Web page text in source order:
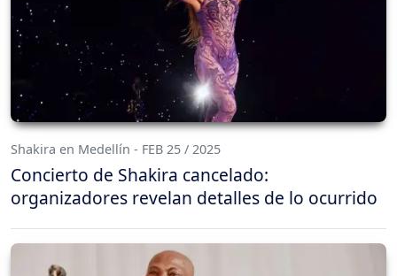
Shakira en Medellín - FEB 25 / 2025
Concierto de Shakira cancelado:
organizadores revelan detalles de lo ocurrido